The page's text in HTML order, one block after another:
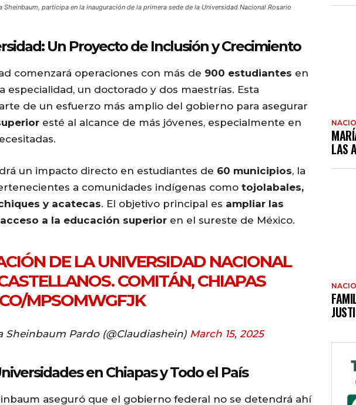
Sheinbaum, participa en la inauguración de la primera sede de la Universidad Nacional Rosario
Un Proyecto de Inclusión y Crecimiento
comenzará operaciones con más de 900 estudiantes en
especialidad, un doctorado y dos maestrías. Esta
de un esfuerzo más amplio del gobierno para asegurar
esté al alcance de más jóvenes, especialmente en
un impacto directo en estudiantes de 60 municipios, la
a comunidades indígenas como tojolabales,
y acatecas. El objetivo principal es ampliar las
a la educación superior en el sureste de México.
DE LA UNIVERSIDAD NACIONAL
COMITÁN, CHIAPAS
MPSOMWGFJK
Sheinbaum Pardo (@Claudiashein) March 15, 2025
en Chiapas y Todo el País
aseguró que el gobierno federal no se detendrá ahí
LAS